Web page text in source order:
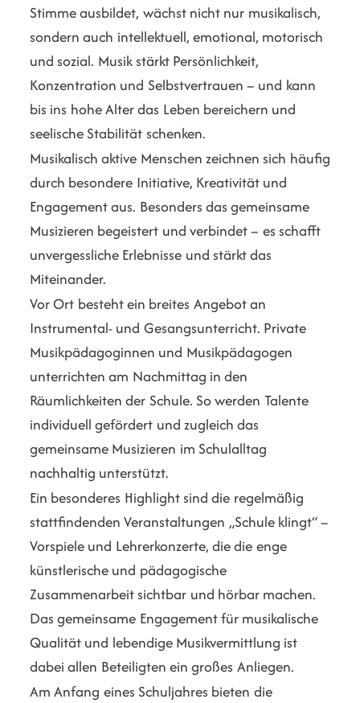
Stimme ausbildet, wächst nicht nur musikalisch,
sondern auch intellektuell, emotional, motorisch
und sozial. Musik stärkt Persönlichkeit,
Konzentration und Selbstvertrauen – und kann
bis ins hohe Alter das Leben bereichern und
seelische Stabilität schenken.
Musikalisch aktive Menschen zeichnen sich häufig
durch besondere Initiative, Kreativität und
Engagement aus. Besonders das gemeinsame
Musizieren begeistert und verbindet – es schafft
unvergessliche Erlebnisse und stärkt das
Miteinander.
Vor Ort besteht ein breites Angebot an
Instrumental- und Gesangsunterricht. Private
Musikpädagoginnen und Musikpädagogen
unterrichten am Nachmittag in den
Räumlichkeiten der Schule. So werden Talente
individuell gefördert und zugleich das
gemeinsame Musizieren im Schulalltag
nachhaltig unterstützt.
Ein besonderes Highlight sind die regelmäßig
stattfindenden Veranstaltungen „Schule klingt“ –
Vorspiele und Lehrerkonzerte, die die enge
künstlerische und pädagogische
Zusammenarbeit sichtbar und hörbar machen.
Das gemeinsame Engagement für musikalische
Qualität und lebendige Musikvermittlung ist
dabei allen Beteiligten ein großes Anliegen.
Am Anfang eines Schuljahres bieten die